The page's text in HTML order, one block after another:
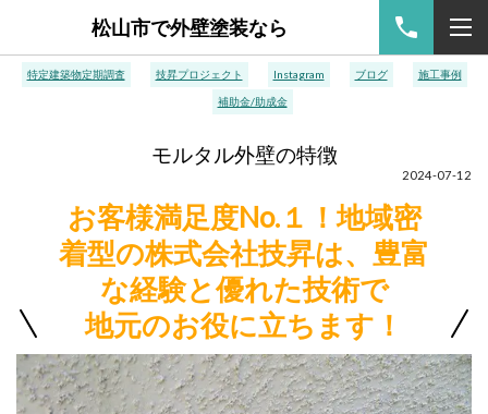
松山市で外壁塗装なら
特定建築物定期調査 技昇プロジェクト Instagram ブログ 施工事例
補助金/助成金
モルタル外壁の特徴
2024-07-12
お客様満足度No.１！地域密
着型の株式会社技昇は、豊富
な経験と優れた技術で
地元のお役に立ちます！